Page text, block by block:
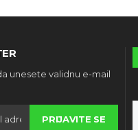
unesete validnu e-mail
PRIJAVITE SE